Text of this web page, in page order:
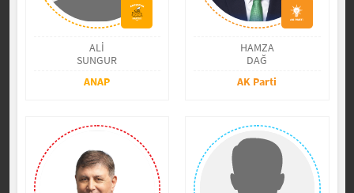
ALİ
SUNGUR
ANAP
HAMZA
DAĞ
AK Parti